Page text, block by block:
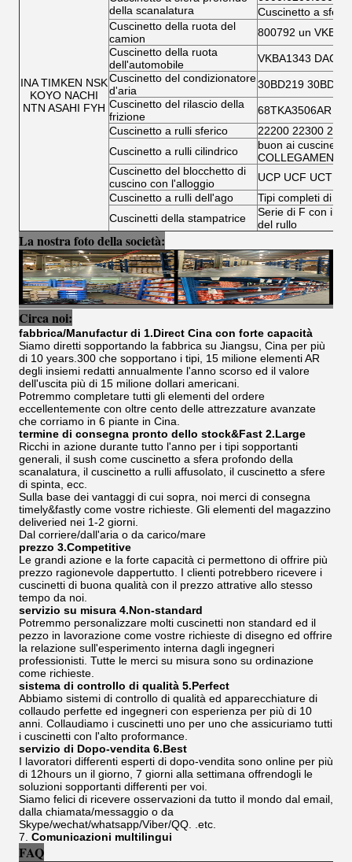
INA TIMKEN NSK
KOYO NACHI
NTN ASAHI FYH
della scanalatura
Cuscinetto a sfera
Cuscinetto della ruota del
camion
800792 un VKBA
Cuscinetto della ruota
dell'automobile
VKBA1343
Cuscinetto del condizionatore
d'aria
30BD219 30BD40
Cuscinetto del rilascio della
frizione
68TKA3506AR
Cuscinetto a rulli sferico
22200 22300
Cuscinetto a rulli cilindrico
buon ai cuscinetti
COLLEGAMENTO
Cuscinetto del blocchetto di
cuscino con l'alloggio
UCP UCF UCT
Cuscinetto a rulli dell'ago
Tipi completi di
Cuscinetti della stampatrice
Serie di F con il
del rullo
La nostra foto della società:
Circa noi:
fabbrica/Manufactur di 1.Direct Cina con forte capacità
Siamo diretti sopportando la fabbrica su Jiangsu, Cina per più
di 10 years.300 che sopportano i tipi, 15 milione elementi AR
degli insiemi redatti annualmente l'anno scorso ed il valore
dell'uscita più di 15 milione dollari americani.
Potremmo completare tutti gli elementi del ordere
eccellentemente con oltre cento delle attrezzature avanzate
che corriamo in 6 piante in Cina.
termine di consegna pronto dello stock&Fast 2.Large
Ricchi in azione durante tutto l'anno per i tipi sopportanti
generali, il sush come cuscinetto a sfera profondo della
scanalatura, il cuscinetto a rulli affusolato, il cuscinetto a sfere
di spinta, ecc.
Sulla base dei vantaggi di cui sopra, noi merci di consegna
timely&fastly come vostre richieste. Gli elementi del magazzino
deliveried nei 1-2 giorni.
Dal corriere/dall'aria o da carico/mare
prezzo 3.Competitive
Le grandi azione e la forte capacità ci permettono di offrire più
prezzo ragionevole dappertutto. I clienti potrebbero ricevere i
cuscinetti di buona qualità con il prezzo attrative allo stesso
tempo da noi.
servizio su misura 4.Non-standard
Potremmo personalizzare molti cuscinetti non standard ed il
pezzo in lavorazione come vostre richieste di disegno ed offrire
la relazione sull'esperimento interna dagli ingegneri
professionisti. Tutte le merci su misura sono su ordinazione
come richieste.
sistema di controllo di qualità 5.Perfect
Abbiamo sistemi di controllo di qualità ed apparecchiature di
collaudo perfette ed ingegneri con esperienza per più di 10
anni. Collaudiamo i cuscinetti uno per uno che assicuriamo tutti
i cuscinetti con l'alto proformance.
servizio di Dopo-vendita 6.Best
I lavoratori differenti esperti di dopo-vendita sono online per più
di 12hours un il giorno, 7 giorni alla settimana offrendogli le
soluzioni sopportanti differenti per voi.
Siamo felici di ricevere osservazioni da tutto il mondo dal email,
dalla chiamata/messaggio o da
Skype/wechat/whatsapp/Viber/QQ. .etc.
7. Comunicazioni multilingui
FAQ